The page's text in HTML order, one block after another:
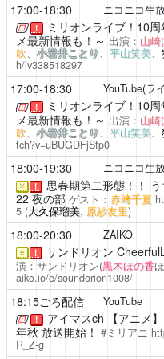
17:00-18:30 ニコニコ生
！
ミリオンライブ！10
メ最新情報も！～ 出演： 山崎
吹、小岩井ことり、 平山笑美、
h/lv338518297
17:00-18:30 YouTube(ラ
！
ミリオンライブ！10
メ最新情報も！～ 出演： 山崎
吹 、小岩井ことり 平山笑美
tch?v=uBUGDFjSfp0
18:00-19:30 ニコニコ生
￥ ！ 思春期第二形態！！
22 夜の部 ゲスト： 赤﨑千夏
5 (大久保瑠美, 原紗友里)
18:00-20:30 ZAIKO
￥ ！ サンドリオン
演：サンドリオン(黒木ほの香
aiko.io/e/soundorion1008/
18:15ごろ配信 YouTube
！ アイマスch 【アニメ
年秋 放送開始！ #ミリアニ
R_Z-g